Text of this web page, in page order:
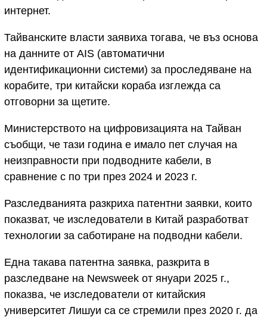
интернет.
Тайванските власти заявиха тогава, че въз основа
на данните от AIS (автоматични
идентификационни системи) за проследяване на
корабите, три китайски кораба изглежда са
отговорни за щетите.
Министерството на цифровизацията на Тайван
съобщи, че тази година е имало пет случая на
неизправности при подводните кабели, в
сравнение с по три през 2024 и 2023 г.
Разследванията разкриха патентни заявки, които
показват, че изследователи в Китай разработват
технологии за саботиране на подводни кабели.
Една такава патентна заявка, разкрита в
разследване на Newsweek от януари 2025 г.,
показва, че изследователи от китайския
университет Лишуи са се стремили през 2020 г. да